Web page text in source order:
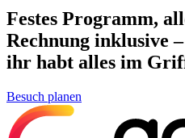
Festes Programm,
Rechnung inklusive
ihr habt alles im
Besuch planen